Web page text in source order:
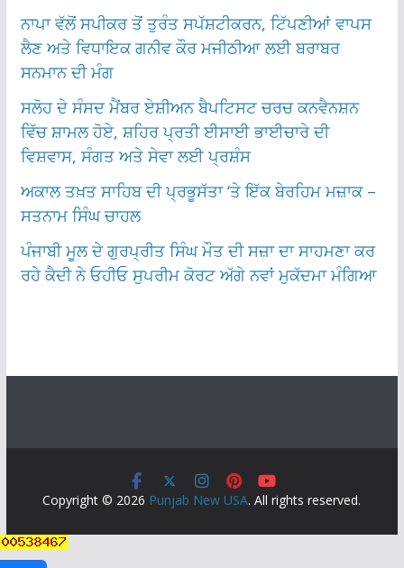
ਨਾਪਾ ਵੱਲੋਂ ਸਪੀਕਰ ਤੋਂ ਤੁਰੰਤ ਸਪੱਸ਼ਟੀਕਰਨ, ਟਿੱਪਣੀਆਂ ਵਾਪਸ
ਲੈਣ ਅਤੇ ਵਿਧਾਇਕ ਗਨੀਵ ਕੌਰ ਮਜੀਠੀਆ ਲਈ ਬਰਾਬਰ
ਸਨਮਾਨ ਦੀ ਮੰਗ
ਸਲੋਹ ਦੇ ਸੰਸਦ ਮੈਂਬਰ ਏਸ਼ੀਅਨ ਬੈਪਟਿਸਟ ਚਰਚ ਕਨਵੈਨਸ਼ਨ
ਵਿੱਚ ਸ਼ਾਮਲ ਹੋਏ, ਸ਼ਹਿਰ ਪ੍ਰਤੀ ਈਸਾਈ ਭਾਈਚਾਰੇ ਦੀ
ਵਿਸ਼ਵਾਸ, ਸੰਗਤ ਅਤੇ ਸੇਵਾ ਲਈ ਪ੍ਰਸ਼ੰਸ
ਅਕਾਲ ਤਖ਼ਤ ਸਾਹਿਬ ਦੀ ਪ੍ਰਭੂਸੱਤਾ ‘ਤੇ ਇੱਕ ਬੇਰਹਿਮ ਮਜ਼ਾਕ –
ਸਤਨਾਮ ਸਿੰਘ ਚਾਹਲ
ਪੰਜਾਬੀ ਮੂਲ ਦੇ ਗੁਰਪ੍ਰੀਤ ਸਿੰਘ ਮੌਤ ਦੀ ਸਜ਼ਾ ਦਾ ਸਾਹਮਣਾ ਕਰ
ਰਹੇ ਕੈਦੀ ਨੇ ਓਹੀਓ ਸੁਪਰੀਮ ਕੋਰਟ ਅੱਗੇ ਨਵਾਂ ਮੁਕੱਦਮਾ ਮੰਗਿਆ
Copyright © 2026 Punjab New USA. All rights reserved.